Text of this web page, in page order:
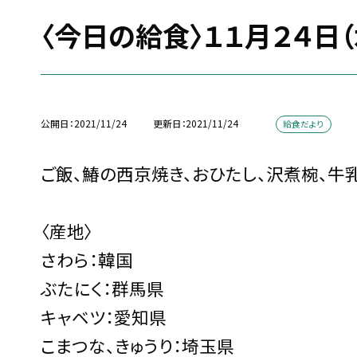
〈今日の給食〉１１月２４日
公開日 2021/11/24 更新日 2021/11/24 給食だより
ご飯、鰆の西京焼き、おひたし、沢煮椀、牛
〈産地〉
さわら：韓国
ぶたにく：群馬県
キャベツ：愛知県
こまつな、きゅうり：埼玉県